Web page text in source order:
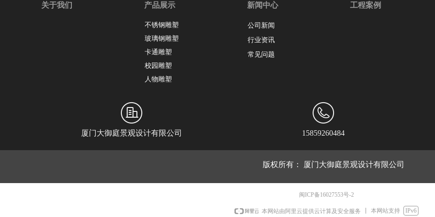
版权所有： 厦门大御庭景观设计有限公司
关于我们 产品展示 新闻中心 工程案例
厦门大御庭景观设计有限公司 15859260484
不锈钢雕塑
玻璃钢雕塑
卡通雕塑
校园雕塑
人物雕塑
公司新闻
行业资讯
常见问题
闽ICP备16027553号-2
本网站由阿里云提供云计算及安全服务 本网站支持 IPv6